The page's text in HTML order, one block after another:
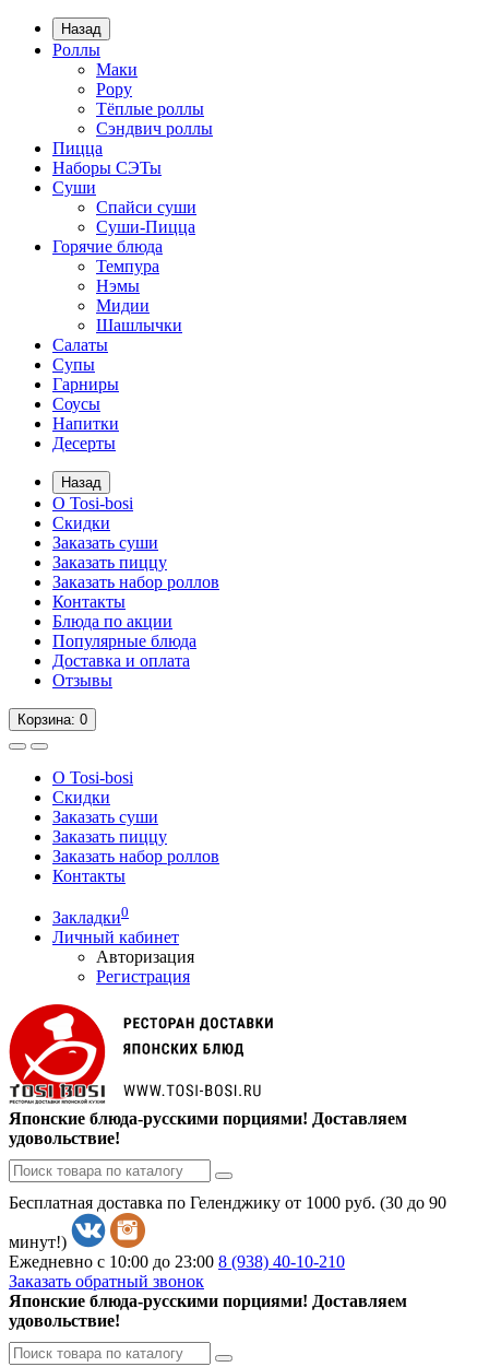
Назад
Роллы
Маки
Рору
Тёплые роллы
Сэндвич роллы
Пицца
Наборы СЭТы
Суши
Спайси суши
Суши-Пицца
Горячие блюда
Темпура
Нэмы
Мидии
Шашлычки
Салаты
Супы
Гарниры
Соусы
Напитки
Десерты
Назад
О Tosi-bosi
Скидки
Заказать суши
Заказать пиццу
Заказать набор роллов
Контакты
Блюда по акции
Популярные блюда
Доставка и оплата
Отзывы
Корзина: 0
О Tosi-bosi
Скидки
Заказать суши
Заказать пиццу
Заказать набор роллов
Контакты
Закладки0
Личный кабинет
Авторизация
Регистрация
Японские блюда-русскими порциями! Доставляем
удовольствие!
Бесплатная доставка по Геленджику от 1000 руб. (30 до 90
минут!)
Ежедневно с 10:00 до 23:00 8 (938) 40-10-210
Заказать обратный звонок
Японские блюда-русскими порциями! Доставляем
удовольствие!